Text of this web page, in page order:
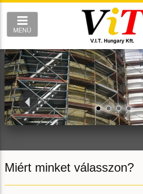
MENÜ
Miért minket válasszon?